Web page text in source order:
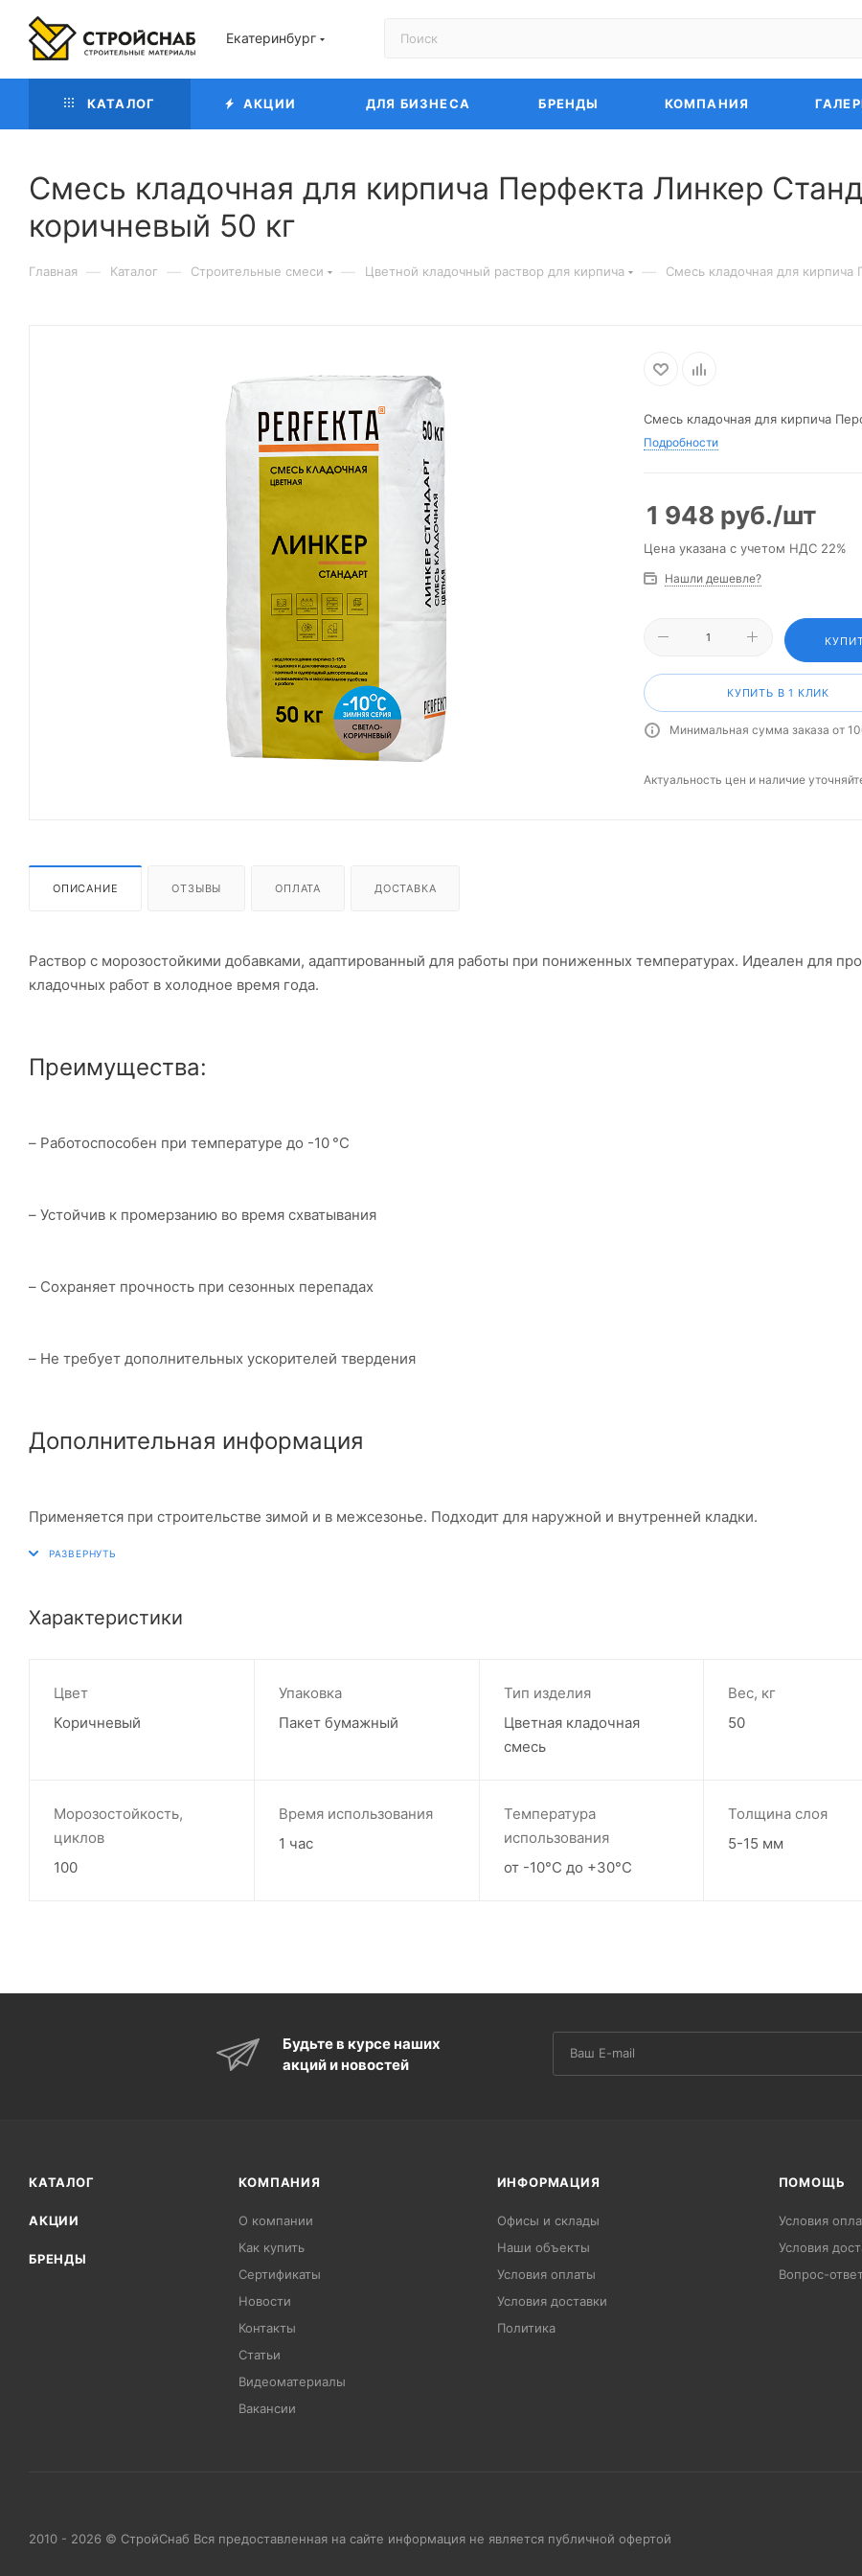
Екатеринбург
КАТАЛОГ АКЦИИ ДЛЯ БИЗНЕСА БРЕНДЫ КОМПАНИЯ
Смесь кладочная для кирпича Перфекта Линкер
коричневый 50 кг
Главная — Каталог — Строительные смеси — Цветной кладочный раствор для кирпича — Смесь кладочная для кирпича
Смесь кладочная для кирпича
Подробности
1 948 руб./шт
Цена указана с учетом НДС 22%
Нашли дешевле?
КУПИТЬ В 1 КЛИК
Минимальная сумма заказа от
Актуальность цен и наличие
ОПИСАНИЕ ОТЗЫВЫ ОПЛАТА ДОСТАВКА
Раствор с морозостойкими добавками, адаптированный для работы при пониженных температурах. Идеален для
кладочных работ в холодное время года.
Преимущества:
– Работоспособен при температуре до -10 °C
– Устойчив к промерзанию во время схватывания
– Сохраняет прочность при сезонных перепадах
– Не требует дополнительных ускорителей твердения
Дополнительная информация
Применяется при строительстве зимой и в межсезонье. Подходит для наружной и внутренней кладки.
Характеристики
Цвет
Коричневый
Упаковка
Пакет бумажный
Тип изделия
Цветная кладочная
смесь
Вес, кг
50
Морозостойкость,
циклов
100
Время использования
1 час
Температура
использования
от -10°С до +30°С
Толщина слоя
5-15 мм
Будьте в курсе наших
акций и новостей
КАТАЛОГ
АКЦИИ
БРЕНДЫ
КОМПАНИЯ
О компании
Как купить
Сертификаты
Новости
Контакты
Статьи
Видеоматериалы
Вакансии
ИНФОРМАЦИЯ
Офисы и склады
Наши объекты
Условия оплаты
Условия доставки
Политика
ПОМОЩЬ
Условия
Условия
Вопрос-
2010 - 2026 © СтройСнаб Вся предоставленная на сайте информация не является публичной офертой